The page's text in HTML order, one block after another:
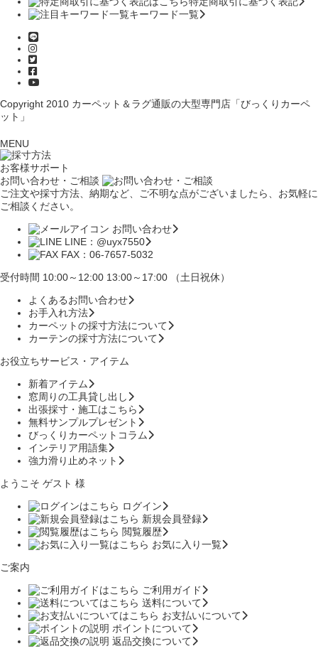
キーワード一覧
Copyright 2010 カーペット＆ラグ通販の大型専門店「びっくりカーペ
ット」
MENU
お客様サポート
お問い合わせ・ご相談
ご注文や採寸方法、納期など、ご不明な点がございましたら、お気軽に
ご相談ください。
お問い合わせ
LINE：@uyx7550
FAX：06-7657-5032
受付時間 10:00～12:00 13:00～17:00 （土日祝休）
よくあるお問い合わせ
お手入れ方法
カーペットの採寸方法について
カーテンの採寸方法について
お役立ちサービス・アイテム
新着アイテム
窓周りの工具貸し出し
出張採寸・施工はこちら
無料サンプルプレゼント
びっくりカーペットコラム
インテリア用語集
強力滑り止めネット
ようこそ ゲスト 様
ログイン
新規会員登録
閲覧履歴
お気に入り一覧
ご案内
ご利用ガイド
送料について
お支払いについて
ポイントについて
返品交換について